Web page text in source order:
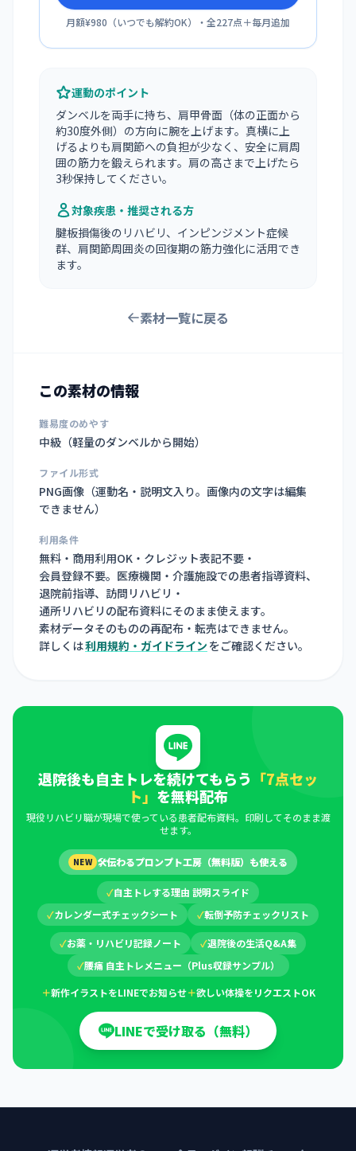
月額¥980 （いつでも解約OK）・全227点＋毎月追加
運動のポイント
ダンベルを両手に持ち、肩甲骨面（体の正面から
約30度外側）の方向に腕を上げます。真横に上
げるよりも肩関節への負担が少なく、安全に肩周
囲の筋力を鍛えられます。肩の高さまで上げたら
3秒保持してください。
対象疾患・推奨される方
腱板損傷後のリハビリ、インピンジメント症候
群、肩関節周囲炎の回復期の筋力強化に活用でき
ます。
素材一覧に戻る
この素材の情報
難易度のめやす
中級（軽量のダンベルから開始）
ファイル形式
PNG画像（運動名・説明文入り。画像内の文字は編集
できません）
利用条件
無料・商用利用OK・クレジット表記不要・
会員登録不要。医療機関・介護施設での患者指導資料、
退院前指導、訪問リハビリ・
通所リハビリの配布資料にそのまま使えます。
素材データそのものの再配布・転売はできません。
詳しくは利用規約・ガイドライン をご確認ください。
退院後も自主トレを続けてもらう 「7点セッ
ト」 を無料配布
現役リハビリ職が現場で使っている患者配布資料。印刷してそのまま渡
せます。
NEW 🛠伝わるプロンプト工房（無料版）も使える
✓自主トレする理由 説明スライド
✓カレンダー式チェックシート ✓転倒予防チェックリスト
✓お薬・リハビリ記録ノート ✓退院後の生活Q&A集
✓腰痛 自主トレメニュー（Plus収録サンプル）
＋新作イラストをLINEでお知らせ＋欲しい体操をリクエストOK
LINEで受け取る（無料）